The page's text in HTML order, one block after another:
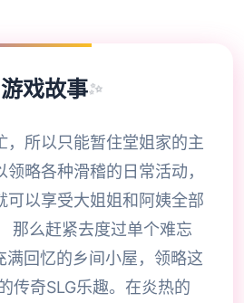
游戏故事✨
，所以只能暂住堂姐家的主
略各种滑稽的日常活动，
可以享受大姐姐和阿姨全部
那么赶紧去度过单个难忘
满回忆的乡间小屋，领略这
传奇SLG乐趣。在炎热的